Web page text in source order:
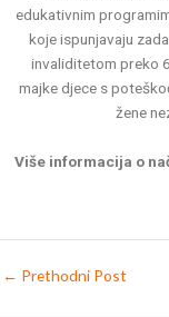
edukativnim
koje ispunjavaju
invaliditetom preko
majke djece s
žene
Više informacija o
← Prethodni Post